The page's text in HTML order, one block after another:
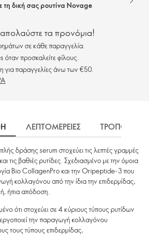
τη δική σας ρουτίνα Novage
απολαύστε τα προνόμια!
σε κάθε παραγγελία.
προσκαλείτε φίλους.
παραγγελίες άνω των €50.
ΛΕΠΤΟΜΕΡΕΙΕΣ ΤΡΟΠΟΣ
δράσης serum στοχεύει τις λεπτές γραμμές
τις βαθιές ρυτίδες. Σχεδιασμένο με την όμοια
Bio CollagenPro και την Oripeptide-3 που
κολλαγόνου από την ίδια την επιδερμίδας,
ήπια απόδοση.
ότι στοχεύει σε 4 κύριους τύπους ρυτίδων
την παραγωγή κολλαγόνου
τους τύπους επιδερμίδας,